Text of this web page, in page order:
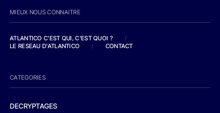
MIEUX NOUS CONNAITRE
ATLANTICO C'EST QUI, C'EST QUOI ?
/
LE RESEAU D'ATLANTICO
/ CONTACT
CATEGORIES
DECRYPTAGES